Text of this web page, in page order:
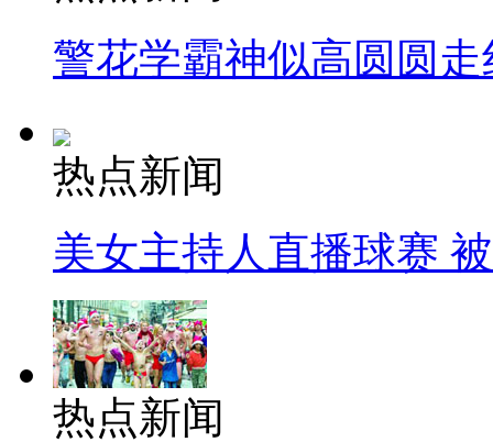
警花学霸神似高圆圆走
热点新闻
美女主持人直播球赛
热点新闻